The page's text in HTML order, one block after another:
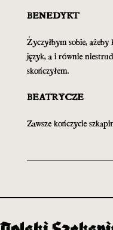
BENEDYKT
Życzyłbym sobie,
język, a i równie
skończyłem.
BEATRYCZE
Zawsze kończycie